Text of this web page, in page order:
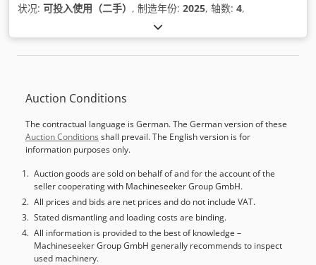
状况: 可投入使用（二手） , 制造年份: 2025, 轴数: 4,
Auction Conditions
The contractual language is German. The German version of these
Auction Conditions shall prevail. The English version is for
information purposes only.
Auction goods are sold on behalf of and for the account of the
seller cooperating with Machineseeker Group GmbH.
All prices and bids are net prices and do not include VAT.
Stated dismantling and loading costs are binding.
All information is provided to the best of knowledge –
Machineseeker Group GmbH generally recommends to inspect
used machinery.